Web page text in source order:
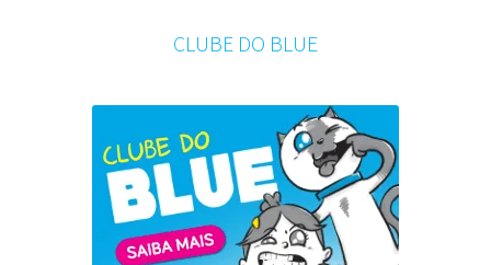
CLUBE DO BLUE